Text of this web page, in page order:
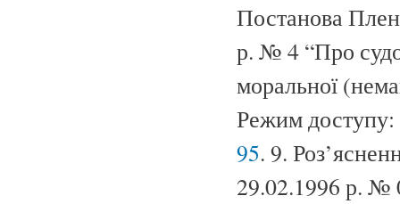
Постанова
р. № 4 “Про
моральної
Режим доступу:
95. 9.
29.02.1996 р. №